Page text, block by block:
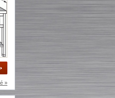
»